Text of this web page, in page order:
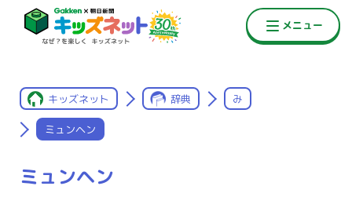
キッズネット 辞典 み
ミュンヘン
ミュンヘン